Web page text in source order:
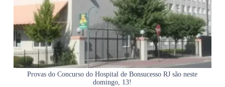
Provas do Concurso do Hospital de Bonsucesso RJ são neste
domingo, 13!